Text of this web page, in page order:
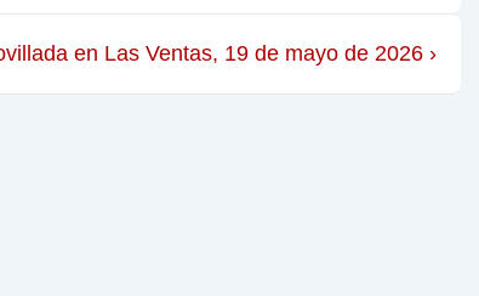
en Las Ventas, 19 de mayo de 2026 ›